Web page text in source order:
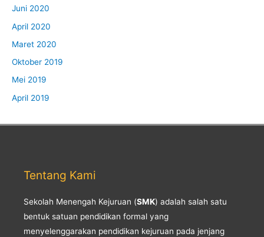
Juni 2020
April 2020
Maret 2020
Oktober 2019
Mei 2019
April 2019
Tentang Kami
Sekolah Menengah Kejuruan (SMK) adalah salah satu
bentuk satuan pendidikan formal yang
menyelenggarakan pendidikan kejuruan pada jenjang